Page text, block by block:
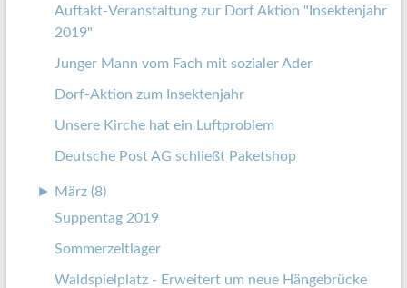
Auftakt-Veranstaltung zur Dorf Aktion "Insektenjahr
2019"
Junger Mann vom Fach mit sozialer Ader
Dorf-Aktion zum Insektenjahr
Unsere Kirche hat ein Luftproblem
Deutsche Post AG schließt Paketshop
►
März (8)
Suppentag 2019
Sommerzeltlager
Waldspielplatz - Erweitert um neue Hängebrücke